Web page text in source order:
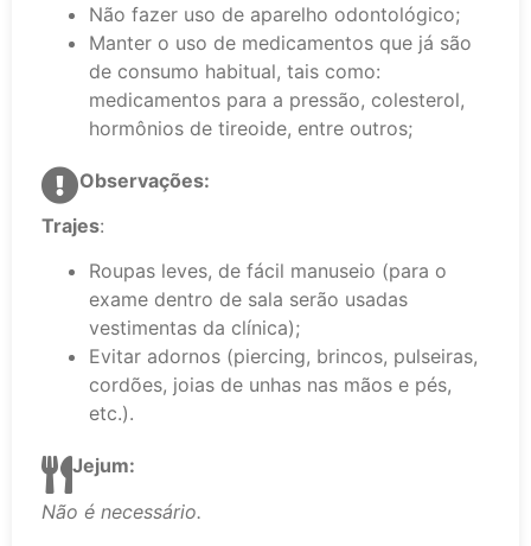
Não fazer uso de aparelho odontológico;
Manter o uso de medicamentos que já são
de consumo habitual, tais como:
medicamentos para a pressão, colesterol,
hormônios de tireoide, entre outros;
Observações:
Trajes:
Roupas leves, de fácil manuseio (para o
exame dentro de sala serão usadas
vestimentas da clínica);
Evitar adornos (piercing, brincos, pulseiras,
cordões, joias de unhas nas mãos e pés,
etc.).
Jejum:
Não é necessário.